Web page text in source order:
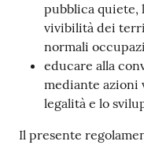
pubblica quiete,
vivibilità dei
normali
educare alla
mediante azioni
legalità e lo
Il presente